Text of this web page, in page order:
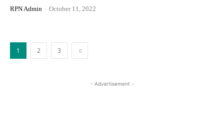
RPN Admin - October 11, 2022
1 2 3
- Advertisement -